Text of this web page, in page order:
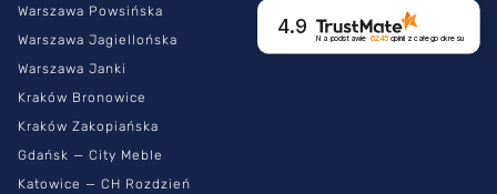
Warszawa Powsińska
Warszawa Jagiellońska
Warszawa Janki
Kraków Bronowice
Kraków Zakopiańska
Gdańsk — City Meble
Katowice — CH Rozdzień
4.9
Na podstawie 6245opinii z całego okresu